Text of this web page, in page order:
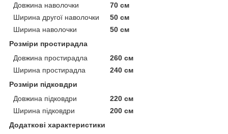
Довжина наволочки
70 см
Ширина другої наволочки
50 см
Ширина наволочки
50 см
Розміри простирадла
Довжина простирадла
260 см
Ширина простирадла
240 см
Розміри підковдри
Довжина підковдри
220 см
Ширина підковдри
200 см
Додаткові характеристики